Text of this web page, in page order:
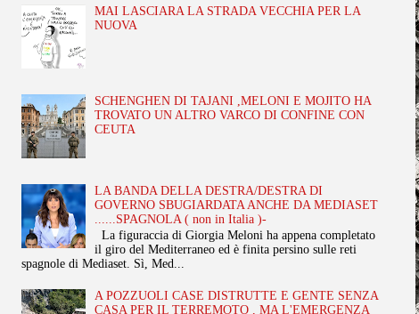
MAI LASCIARA LA STRADA VECCHIA PER LA
NUOVA
SCHENGHEN DI TAJANI ,MELONI E MOJITO HA
TROVATO UN ALTRO VARCO DI CONFINE CON
CEUTA
LA BANDA DELLA DESTRA/DESTRA DI
GOVERNO SBUGIARDATA ANCHE DA MEDIASET
......SPAGNOLA ( non in Italia )-
La figuraccia di Giorgia Meloni ha appena completato
il giro del Mediterraneo ed è finita persino sulle reti
spagnole di Mediaset. Sì, Med...
A POZZUOLI CASE DISTRUTTE E GENTE SENZA
CASA PER IL TERREMOTO , MA L'EMERGENZA